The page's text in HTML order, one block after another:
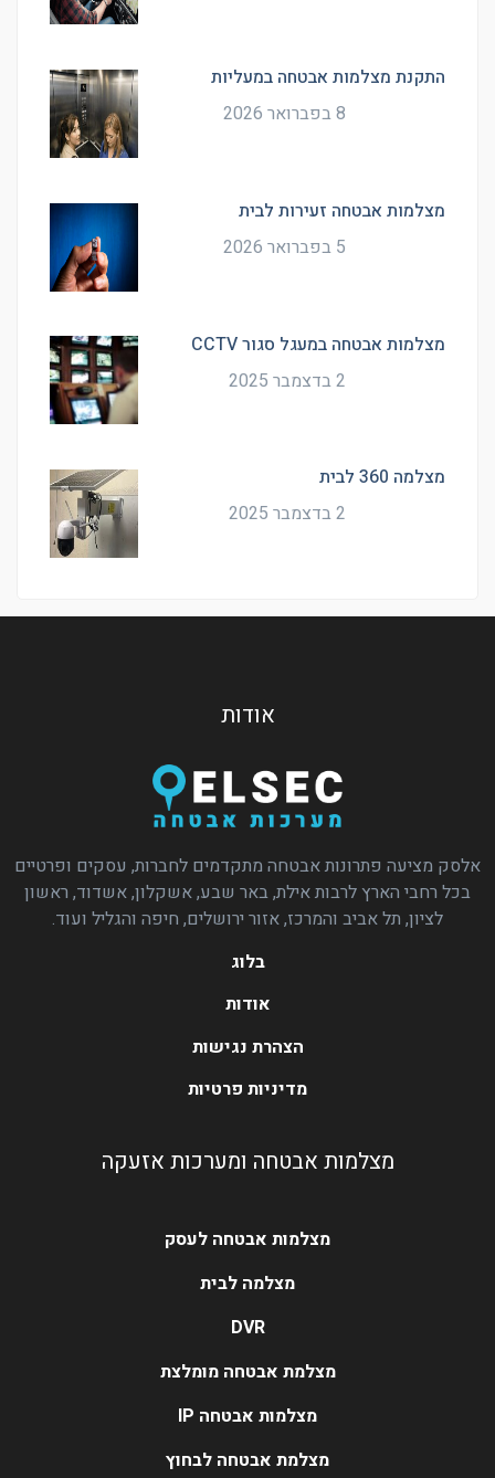
התקנת מצלמות אבטחה במעליות
8 בפברואר 2026
מצלמות אבטחה זעירות לבית
5 בפברואר 2026
מצלמות אבטחה במעגל סגור CCTV
2 בדצמבר 2025
מצלמה 360 לבית
2 בדצמבר 2025
אודות
אלסק מציעה פתרונות אבטחה מתקדמים לחברות, עסקים ופרטיים
בכל רחבי הארץ לרבות אילת, באר שבע, אשקלון, אשדוד, ראשון
לציון, תל אביב והמרכז, אזור ירושלים, חיפה והגליל ועוד.
בלוג
אודות
הצהרת נגישות
מדיניות פרטיות
מצלמות אבטחה ומערכות אזעקה
מצלמות אבטחה לעסק
מצלמה לבית
DVR
מצלמת אבטחה מומלצת
מצלמות אבטחה IP
מצלמת אבטחה לבחוץ